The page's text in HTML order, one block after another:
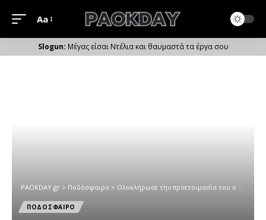
Μέγεθος
Γραμματοσειράς
Aa
Μέγας είσαι Ντέλια και θαυμαστά τα έργα σου
PAOKDAY.gr > Ποδόσφαιρο > Ολοκλήρωσε την προετοιμασία του ο Άρης
ΠΟΔΟΣΦΑΙΡΟ